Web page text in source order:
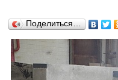
Поделиться…